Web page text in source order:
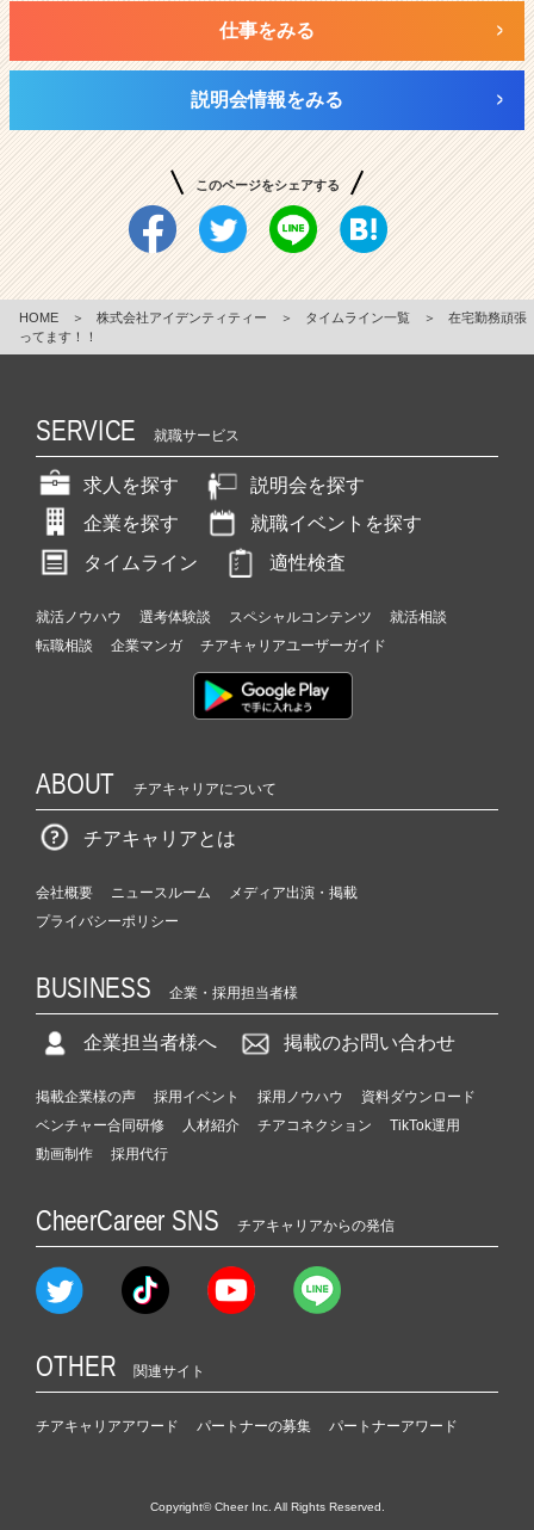
仕事をみる
説明会情報をみる
このページをシェアする
HOME ＞ 株式会社アイデンティティー ＞ タイムライン一覧 ＞
在宅勤務頑張
ってます！！
SERVICE 就職サービス
求人を探す
説明会を探す
企業を探す
就職イベントを探す
タイムライン
適性検査
就活ノウハウ 選考体験談 スペシャルコンテンツ
就活相談
転職相談
企業マンガ チアキャリアユーザーガイド
ABOUT チアキャリアについて
チアキャリアとは
会社概要 ニュースルーム
メディア出演・掲載
プライバシーポリシー
BUSINESS 企業・採用担当者様
企業担当者様へ 掲載のお問い合わせ
掲載企業様の声 採用イベント 採用ノウハウ
資料ダウンロード
ベンチャー合同研修
人材紹介 チアコネクション
TikTok運用
動画制作
採用代行
CheerCareer SNS チアキャリアからの発信
OTHER 関連サイト
チアキャリアアワード パートナーの募集 パートナーアワード
Copyright© Cheer Inc. All Rights Reserved.